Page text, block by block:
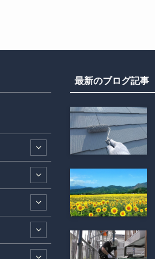
最新のブログ記事